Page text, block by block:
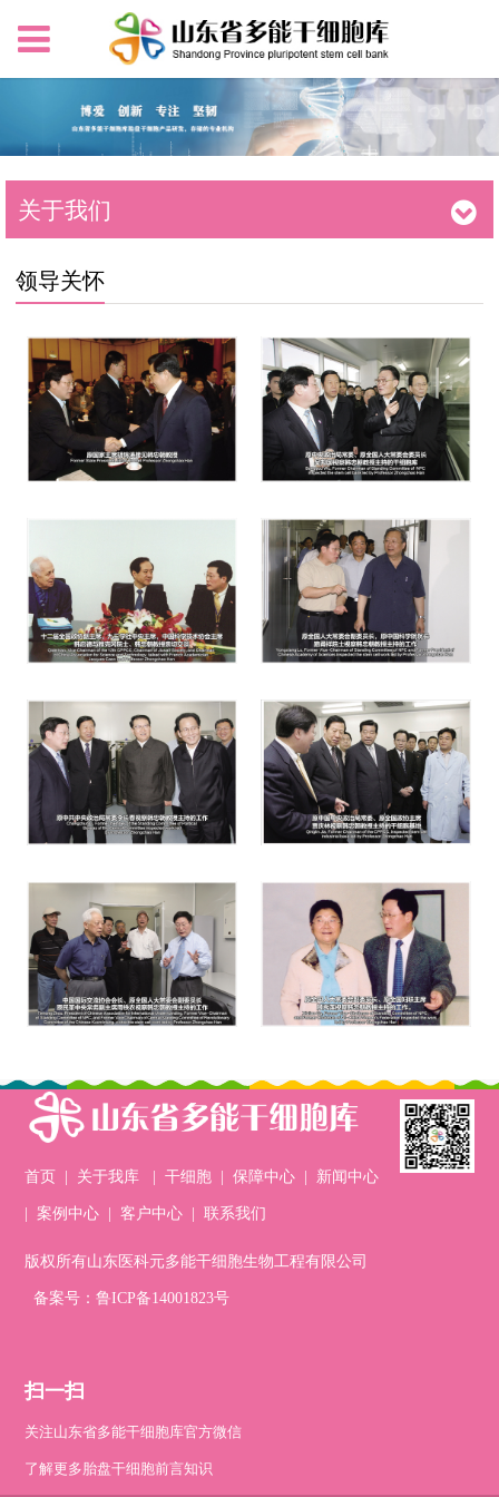
关于我们
领导关怀
首页 关于我库| 干细胞| 保障中心| 新闻中心
案例中心| 客户中心| 联系我们
版权所有山东医科元多能干细胞生物工程有限公司
备案号：鲁ICP备14001823号
扫一扫
关注山东省多能干细胞库官方微信
了解更多胎盘干细胞前言知识